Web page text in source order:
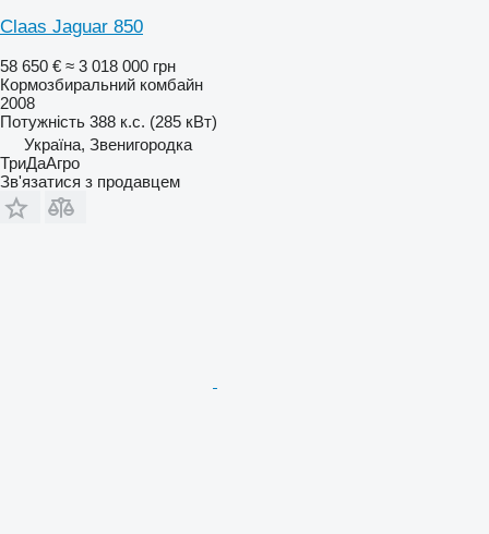
Claas Jaguar 850
58 650 € ≈ 3 018 000 грн
Кормозбиральний комбайн
2008
Потужність 388 к.с. (285 кВт)
Україна, Звенигородка
ТриДаАгро
Зв'язатися з продавцем